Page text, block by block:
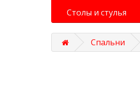
Столы и стулья
Спальни